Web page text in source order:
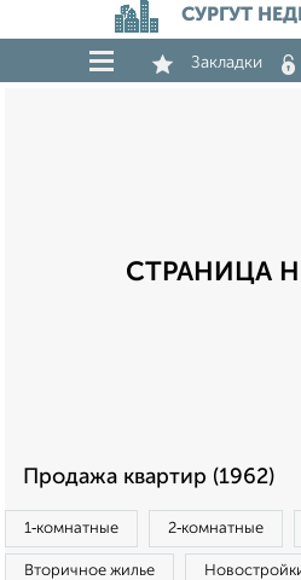
СУРГУТ
Закладки
СТРАНИЦА
Продажа квартир (1962)
1‑комнатные 2‑комнатные
Вторичное жилье